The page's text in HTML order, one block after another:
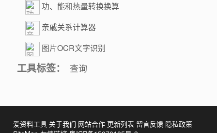
功、能和热量转换换算
亲戚关系计算器
图片OCR文字识别
工具标签： 查询
爱资料工具 关于我们 网站合作 更新列表 留言反馈 隐私政策